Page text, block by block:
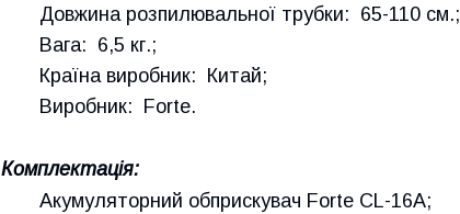
Довжина розпилювальної трубки: 65-110 см.;
Вага: 6,5 кг.;
Країна виробник: Китай;
Виробник: Forte.
Комплектація:
Акумуляторний обприскувач Forte CL-16A;